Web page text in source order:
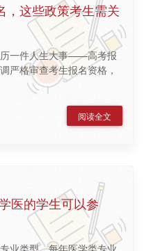
，这些政策考生需关
一件人生大事——高考报
严格审查考生报名资格，
阅读全文
医的学生可以参